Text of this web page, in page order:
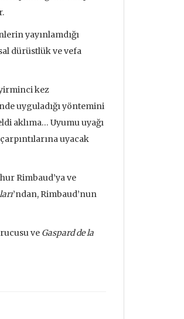
yayınlamdığı
dürüstlük ve vefa
kez
uyguladığı yöntemini
aklıma… Uyumu uyağı
uyacak
Rimbaud’ya ve
’ndan, Rimbaud’nun
ve Gaspard de la